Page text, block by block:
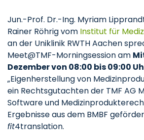
Jun.-Prof. Dr.-Ing. Myriam
Rainer Röhrig vom Institut für
an der Uniklinik RWTH Aachen
Meet@TMF-Morningsession am
Dezember von 08:00 bis 09:00
„Eigenherstellung von
ein Rechtsgutachten der TMF AG
Software und
Ergebnisse aus dem BMBF
fit4translation.